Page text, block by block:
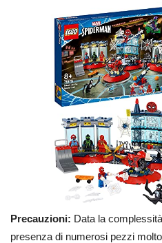
Precauzioni: Data la
presenza di numerosi pezzi